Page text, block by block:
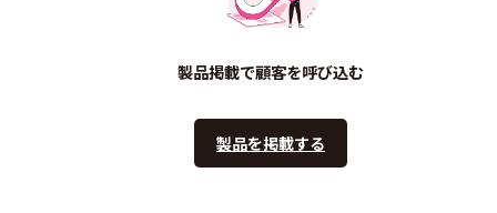
製品掲載で顧客を呼び込む
製品を掲載する